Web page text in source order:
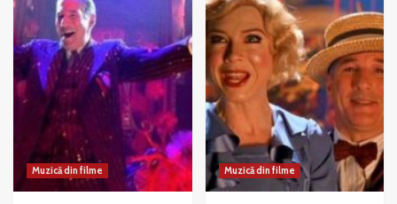
Liza
Minnelli
si
Joel
Gray
–
Nowadays
–
muzica
si
dans
din
Chicago
Muzică din filme Muzică din filme